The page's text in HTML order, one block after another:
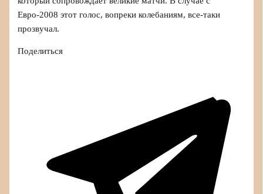
Евро‑2008 этот голос, вопреки колебаниям, все-таки
прозвучал.
Поделиться